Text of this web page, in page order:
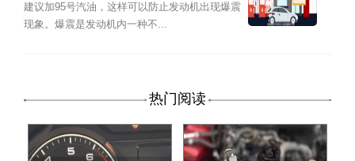
建议加95号汽油，这样可以防止发动机出现爆震
现象。爆震是发动机内一种不...
热门阅读